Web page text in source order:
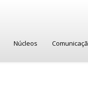
Núcleos